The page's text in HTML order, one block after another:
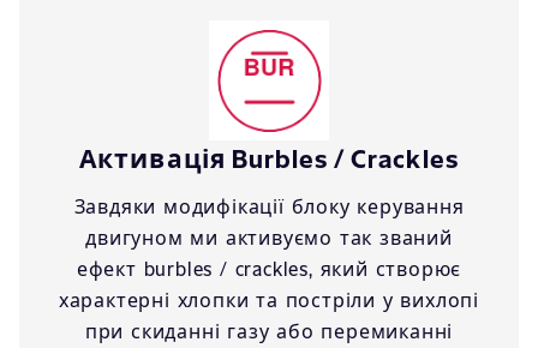
Активація Burbles / Crackles
Завдяки модифікації блоку керування
двигуном ми активуємо так званий
ефект burbles / crackles, який створює
характерні хлопки та постріли у вихлопі
при скиданні газу або перемиканні